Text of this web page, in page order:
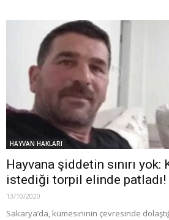
HAYVAN HAKLARI
Hayvana şiddetin sınırı
istediği torpil elinde patladı!
13/10/2020
Sakarya’da, kümesininin çevresinde